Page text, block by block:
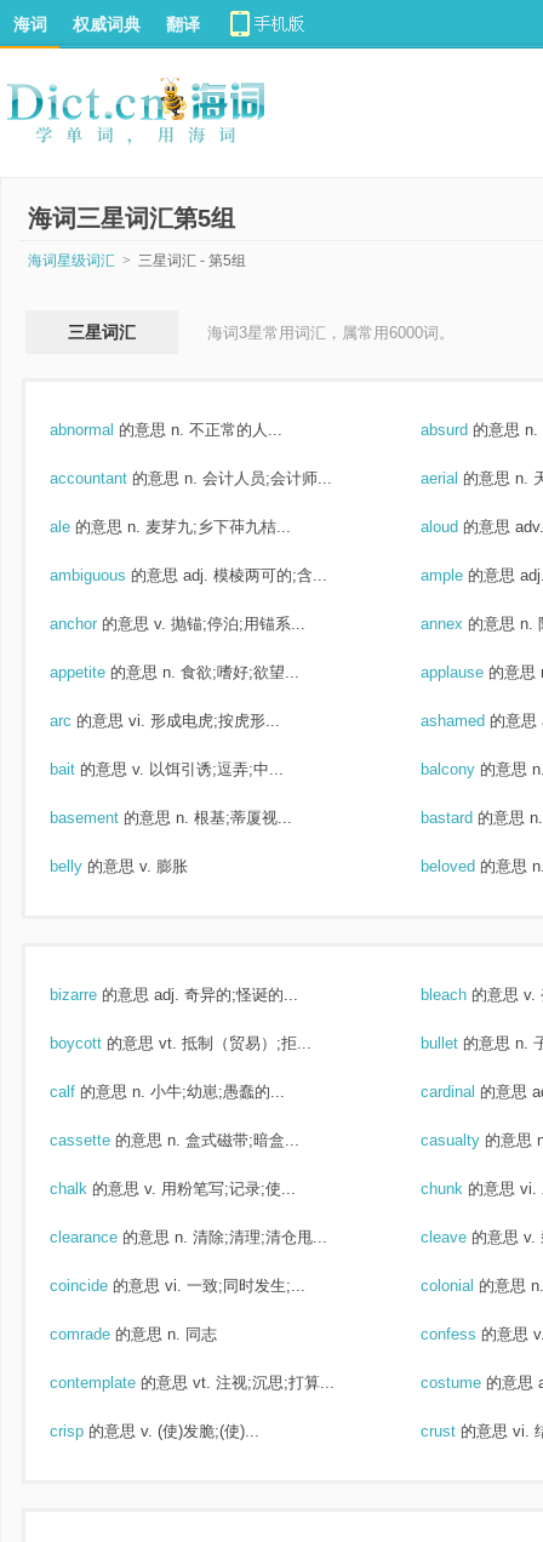
海词 权威词典 翻译
海词三星词汇第5组
海词星级词汇 > 三星词汇 - 第5组
三星词汇 海词3星常用词汇，属常用6000词。
abnormal 的意思 n. 不正常的人... absurd 的意思 n.
accountant 的意思 n. 会计人员;会计师... aerial 的意思 n.
ale 的意思 n. 麦芽九;乡下茽九桔... aloud 的意思
ambiguous 的意思 adj. 模棱两可的;含... ample 的意思
anchor 的意思 v. 抛锚;停泊;用锚系... annex 的意思 n.
appetite 的意思 n. 食欲;嗜好;欲望... applause 的意思
arc 的意思 vi. 形成电虎;按虎形... ashamed 的意思
bait 的意思 v. 以饵引诱;逗弄;中... balcony 的意思
basement 的意思 n. 根基;蒂厦视... bastard 的意思
belly 的意思 v. 膨胀 beloved 的意思
bizarre 的意思 adj. 奇异的;怪诞的... bleach 的意思 v.
boycott 的意思 vt. 抵制（贸易）;拒... bullet 的意思 n.
calf 的意思 n. 小牛;幼崽;愚蠢的... cardinal 的意思
cassette 的意思 n. 盒式磁带;暗盒... casualty 的意思
chalk 的意思 v. 用粉笔写;记录;使... chunk 的意思 vi.
clearance 的意思 n. 清除;清理;清仓甩... cleave 的意思 v.
coincide 的意思 vi. 一致;同时发生;... colonial 的意思
comrade 的意思 n. 同志 confess 的意思
contemplate 的意思 vt. 注视;沉思;打算... costume 的意思
crisp 的意思 v. (使)发脆;(使)... crust 的意思 vi.